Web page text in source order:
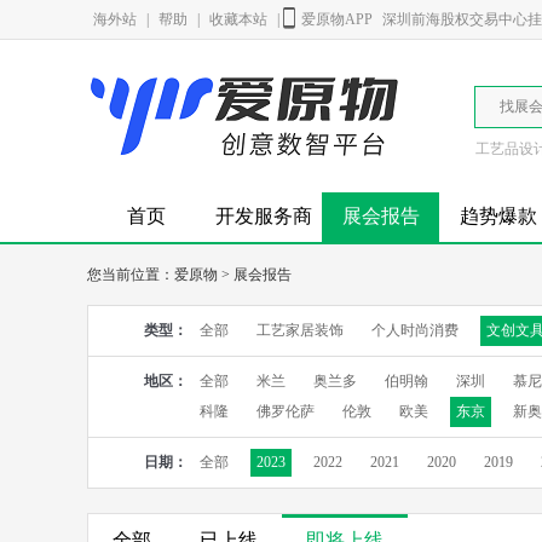
海外站 帮助 收藏本站 爱原物APP 深圳前海股权交易中心
找展
工艺品设
首页 开发服务商 展会报告 趋势爆款
您当前位置： 爱原物 > 展会报告
类型： 全部 工艺家居装饰 个人时尚消费 文创文
地区： 全部 米兰 奥兰多 伯明翰 深圳 慕
科隆
佛罗伦萨 伦敦 欧美 东京 新
日期： 全部 2023 2022 2021 2020 2019